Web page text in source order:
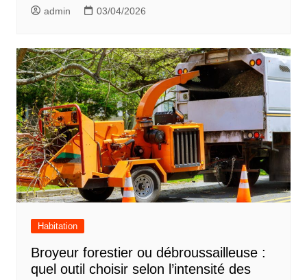
admin 03/04/2026
Habitation
Broyeur forestier ou débroussailleuse :
quel outil choisir selon l’intensité des